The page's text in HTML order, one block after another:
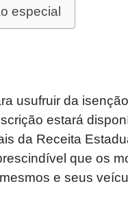
especial
usufruir da
estará
da Receita
que os
e seus